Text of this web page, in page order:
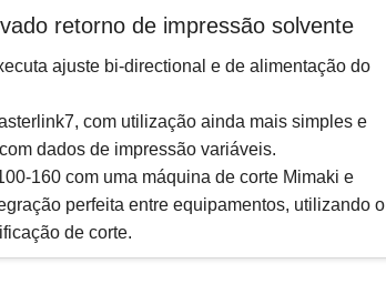
retorno de impressão solvente
ajuste bi-directional e de alimentação do
com utilização ainda mais simples e
dados de impressão variáveis.
160 com uma máquina de corte Mimaki e
perfeita entre equipamentos, utilizando o
de corte.